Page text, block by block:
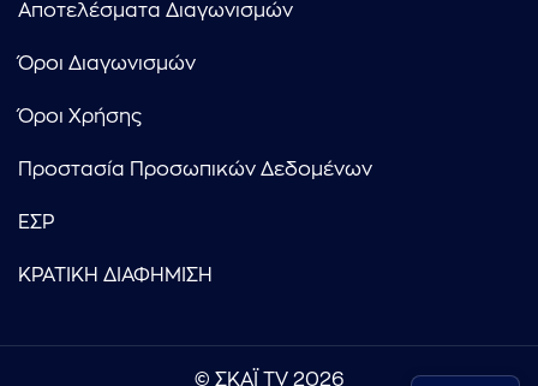
Αποτελέσματα Διαγωνισμών
Όροι Διαγωνισμών
Όροι Χρήσης
Προστασία Προσωπικών Δεδομένων
ΕΣΡ
ΚΡΑΤΙΚΗ ΔΙΑΦΗΜΙΣΗ
© ΣΚΑΪ TV 2026